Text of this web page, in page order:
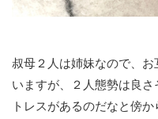
叔母２人は姉妹なので、
いますが、２人態勢は良
トレスがあるのだなと傍